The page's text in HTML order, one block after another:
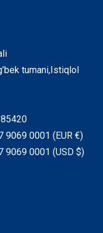
tumani,Istiqlol
9069 0001 (EUR €)
9069 0001 (USD $)